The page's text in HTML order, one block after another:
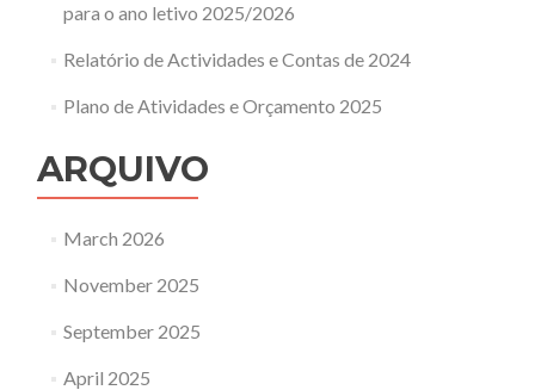
para o ano letivo 2025/2026
Relatório de Actividades e Contas de 2024
Plano de Atividades e Orçamento 2025
ARQUIVO
March 2026
November 2025
September 2025
April 2025